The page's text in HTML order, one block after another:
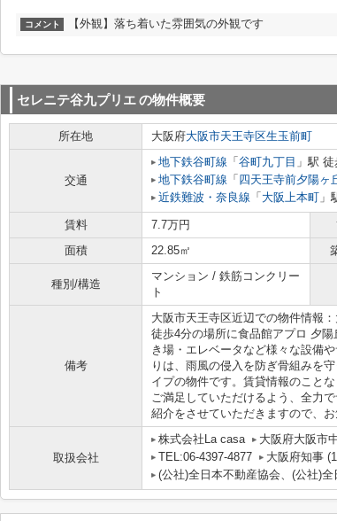
コメント 【外観】落ち着いた雰囲気の外観です
セレニテ谷九プリエの物件概要
所在地 大阪府大阪市天王寺区生玉前町
交通
地下鉄谷町線 「 谷町九丁目 」駅
地下鉄谷町線 「 四天王寺前夕陽ヶ
近鉄難波・奈良線 「 大阪上本町 」
賃料 7.7万円
面積
22.85㎡
種別/構造
マンション / 鉄筋コンクリー
ト
備考
大阪市天王寺区近辺での物件情報
徒歩4分の場所に食品館アプロ 夕
き場・エレベータなど様々な設備
りは、雨風の侵入を防ぎ骨組みを
イプの物件です。賃貸情報のこと
ご満足していただけるよう、全力
紹介をさせていただきますので、お
取扱会社
株式会社La casa
大阪府大阪市
TEL:06-4397-4877
大阪府知事
(公社)全日本不動産協会、(公社)